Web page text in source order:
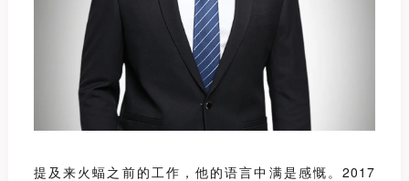
提及来火蝠之前的工作，他的语言中满是感慨。2017